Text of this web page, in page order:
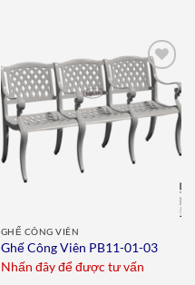
Add to
wishlist
GHẾ CÔNG VIÊN
Ghế Công Viên PB11-01-03
Nhấn đây để được tư vấn